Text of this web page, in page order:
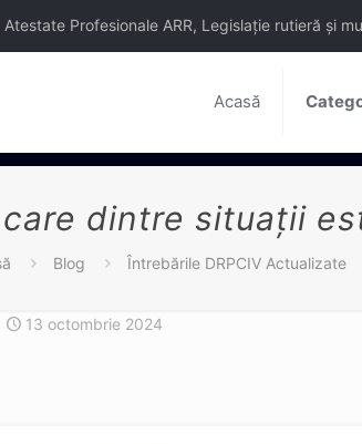
Atestate Profesionale ARR, Legislație rutieră și
Acasă
dintre situaţii
Blog Întrebările DRPCIV Actualizate
13 octombrie 2024